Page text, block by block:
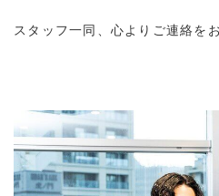
スタッフ一同、心よりご連絡を